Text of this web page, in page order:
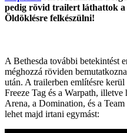
pedig rövid trailert láthattok
Öldöklésre felkészülni!
A Bethesda további betekintést
méghozzá röviden
után. A trailerben említésre
Freeze Tag és a Warpath,
Arena, a Domination, és a
lehet majd irtani egymást: